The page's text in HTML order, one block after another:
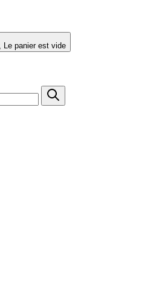
Basculer le mini-panier, Le panier est vide